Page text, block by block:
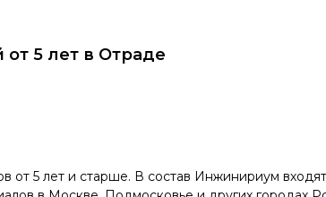
5 лет в Отраде
от 5 лет и старше. В состав Инжинириум